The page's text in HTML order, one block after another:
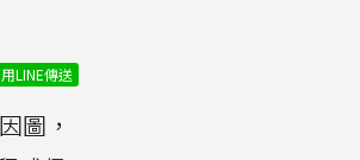
用LINE傳送
圖，